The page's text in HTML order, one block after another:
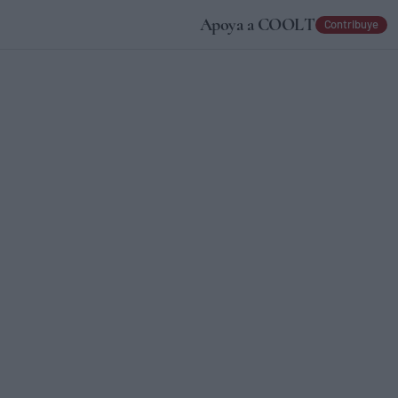
Apoya a COOLT Contribuye